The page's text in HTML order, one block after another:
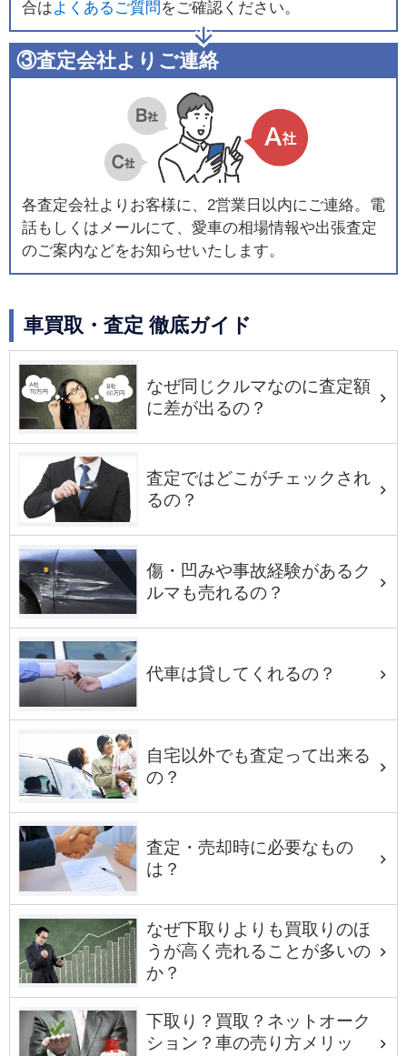
合はよくあるご質問 をご確認ください。
③査定会社よりご連絡
各査定会社よりお客様に、2営業日以内にご連絡。電
話もしくはメールにて、愛車の相場情報や出張査定
のご案内などをお知らせいたします。
車買取・査定 徹底ガイド
なぜ同じクルマなのに査定額
に差が出るの？
査定ではどこがチェックされ
るの？
傷・凹みや事故経験があるク
ルマも売れるの？
代車は貸してくれるの？
自宅以外でも査定って出来る
の？
査定・売却時に必要なもの
は？
なぜ下取りよりも買取りのほ
うが高く売れることが多いの
か？
下取り？買取？ネットオーク
ション？車の売り方メリッ